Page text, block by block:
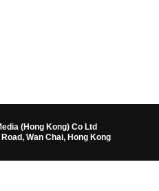
(Hong Kong) Co Ltd
Wan Chai, Hong Kong